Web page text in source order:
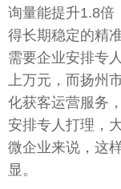
询量能提升1.8倍
得长期稳定的精
需要企业安排专
上万元，而扬州
化获客运营服务
安排专人打理，
微企业来说，这
显。